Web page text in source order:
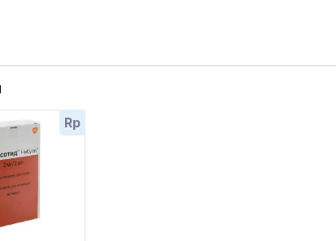
Rp